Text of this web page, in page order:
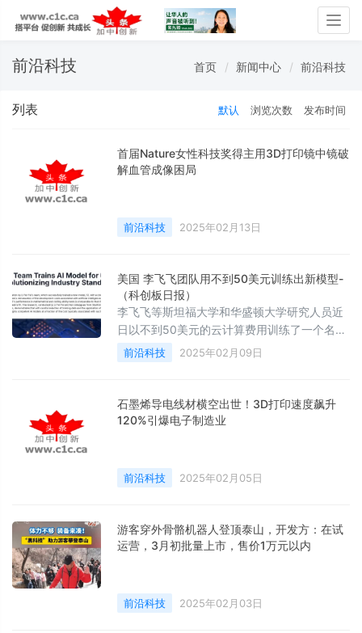
前沿科技 首页 新闻中心 前沿科技
列表 默认 浏览次数 发布时间
首届Nature女性科技奖得主用3D打印镜中镜破
解血管成像困局
前沿科技 2025年02月13日
美国 李飞飞团队用不到50美元训练出新模型-
（科创板日报）
李飞飞等斯坦福大学和华盛顿大学研究人员近
日以不到50美元的云计算费用训练了一个名叫
s1的人工智能推理模型。该模型在数学和编码
能力测试中的表现与OpenAI的o1和DeepSeek
前沿科技 2025年02月09日
石墨烯导电线材横空出世！3D打印速度飙升
120%引爆电子制造业
前沿科技 2025年02月05日
游客穿外骨骼机器人登顶泰山，开发方：在试
运营，3月初批量上市，售价1万元以内
前沿科技 2025年02月03日